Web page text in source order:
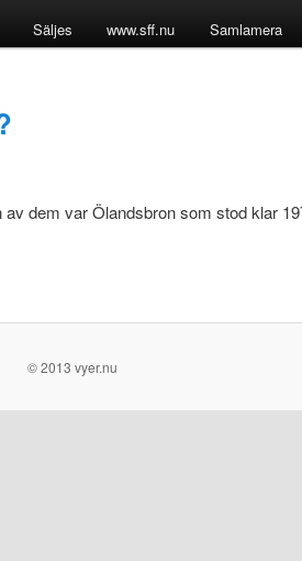
Säljes www.sff.nu Samlamera
dem var Ölandsbron som stod klar
© 2013 vyer.nu